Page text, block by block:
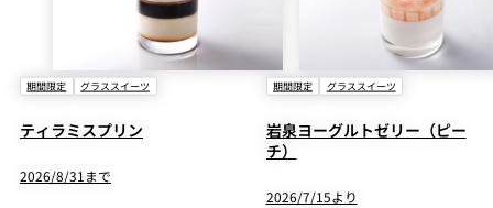
期間限定 グラススイーツ
ティラミスプリン
2026/8/31まで
期間限定 グラススイーツ
岩泉ヨーグルトゼリー（ピー
チ）
2026/7/15より